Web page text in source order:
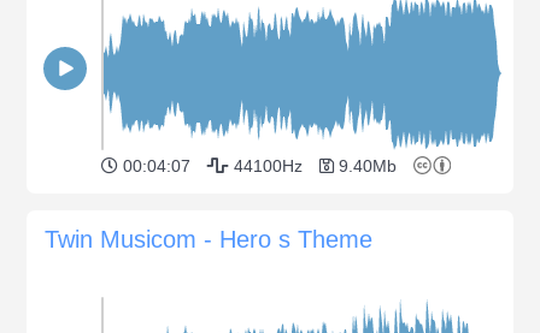
00:04:07 44100Hz 9.40Mb
Twin Musicom - Hero s Theme